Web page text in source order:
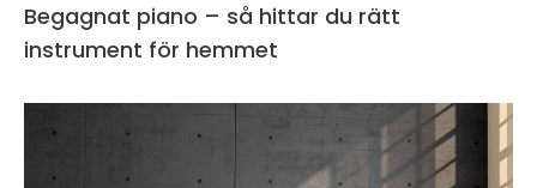
Begagnat piano – så hittar du rätt
instrument för hemmet